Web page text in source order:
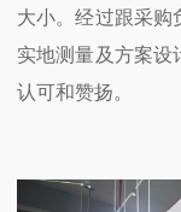
大小。经过跟采购
实地测量及方案设
认可和赞扬。